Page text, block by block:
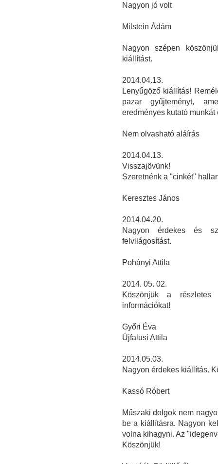
Nagyon jó volt
Milstein Ádám
Nagyon szépen
kiállítást.
2014.04.13.
Lenyűgöző kiállítás!
pazar gyűjteményt,
eredményes kutató
Nem olvasható aláírás
2014.04.13.
Visszajövünk!
Szeretnénk a "cinkét"
Keresztes János
2014.04.20.
Nagyon érdekes és
felvilágosítást.
Pohányi Attila
2014. 05. 02.
Köszönjük a
információkat!
Győri Éva
Újfalusi Attila
2014.05.03.
Nagyon érdekes kiállítás.
Kassó Róbert
Műszaki dolgok nem
be a kiállításra. Nagyon
volna kihagyni. Az
Köszönjük!